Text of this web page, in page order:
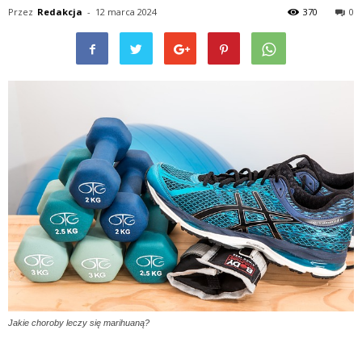
Przez Redakcja - 12 marca 2024 0
370
Jakie choroby leczy się marihuaną?